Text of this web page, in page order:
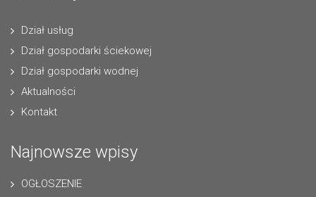
Dział usług
Dział gospodarki ściekowej
Dział gospodarki wodnej
Aktualności
Kontakt
Najnowsze wpisy
OGŁOSZENIE